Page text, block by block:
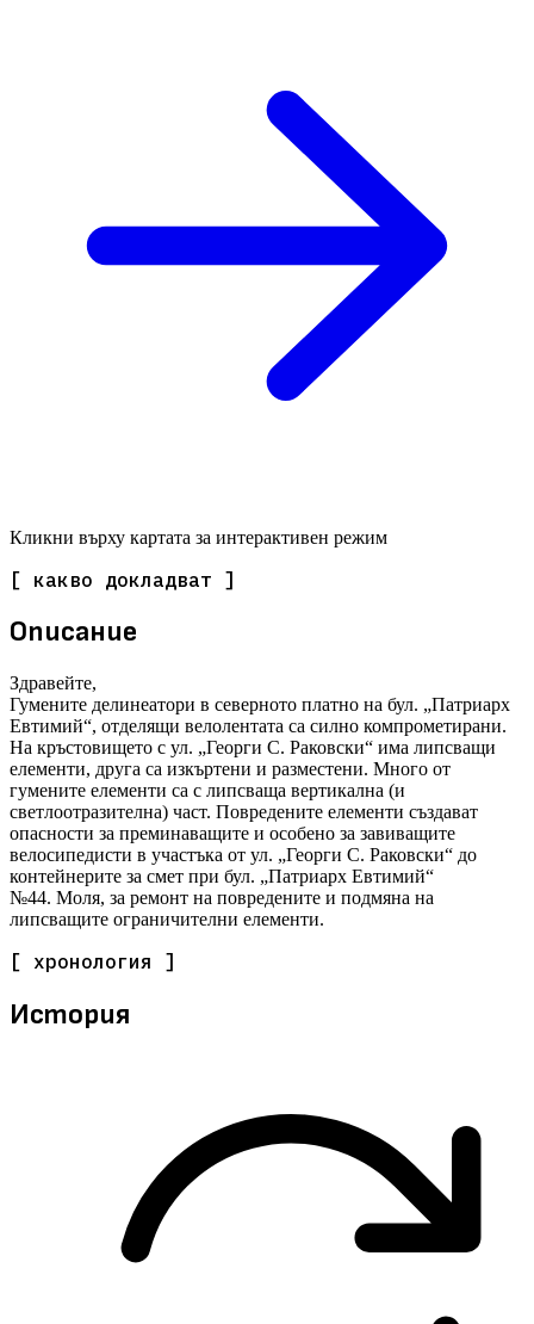
Кликни върху картата за интерактивен режим
[ какво докладват ]
Описание
Здравейте,
Гумените делинеатори в северното платно на бул. „Патриарх
Евтимий“, отделящи велолентата са силно компрометирани.
На кръстовището с ул. „Георги С. Раковски“ има липсващи
елементи, друга са изкъртени и разместени. Много от
гумените елементи са с липсваща вертикална (и
светлоотразителна) част. Повредените елементи създават
опасности за преминаващите и особено за завиващите
велосипедисти в участъка от ул. „Георги С. Раковски“ до
контейнерите за смет при бул. „Патриарх Евтимий“
№44. Моля, за ремонт на повредените и подмяна на
липсващите ограничителни елементи.
[ хронология ]
История